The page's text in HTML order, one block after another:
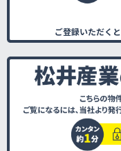
ご登録いただくと